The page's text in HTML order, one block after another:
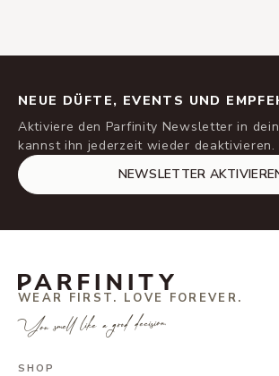
NEUE DÜFTE, EVENTS UND
Aktiviere den Parfinity Newsletter in
kannst ihn jederzeit wieder deaktivieren.
NEWSLETTER
WEAR FIRST. LOVE FOREVER.
You smell like a good decision.
SHOP